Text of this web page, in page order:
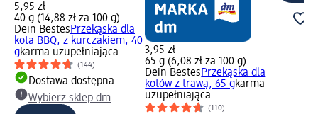
5,95 zł
40 g (14,88 zł za 100 g)
Dein BestesPrzekąska dla
kota BBQ, z kurczakiem, 40
gkarma uzupełniająca
(144)
Dostawa dostępna
Wybierz sklep dm
3,95 zł
65 g (6,08 zł za 100 g)
Dein BestesPrzekąska dla
kotów z trawą, 65 gkarma
uzupełniająca
(110)